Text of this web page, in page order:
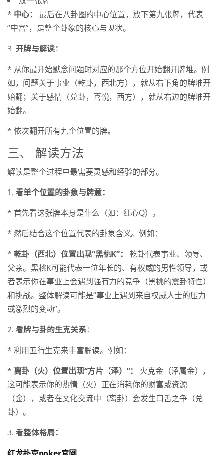
* 中心：
最后在八卦图的中心位置，放下第九张牌，代表
“中宫”，是整个卦象的核心与现状。
3. 开牌与解读：
* 从你最开始默念问题时对应的那个方位开始翻开牌堆。例
如，问题关于事业（乾卦，西北方），就从右下角的牌堆开
始翻；关于感情（兑卦，喜悦，西方），就从右边的牌堆开
始翻。
* 依次翻开所有九个位置的牌。
三、 解读方法
解读是整个过程中最需要灵感和经验的部分。
1. 看单个位置的卦象与牌意：
* 首先看这张牌本身是什么（如：红心Q）。
* 然后结合这个位置代表的卦象含义。例如：
* 乾卦（西北）位置出现“黑桃K”：
乾卦代表事业、领导、
父亲。黑桃K可能代表一位年长的、有权威的男性领导，或
者表示你在事业上会遇到强有力的竞争（黑桃的震卦特性）
和挑战。整体解读可能是“事业上遇到来自权威人士的压力
或激烈的变动”。
2. 看牌与卦的生克关系：
* 利用五行生克来丰富解读。例如：
* 离卦（火）位置出现“方片（泽）”：
火克金（泽属金），
这可能表示你的热情（火）正在消耗你的财富或资源
（金），或者在文化交流中（离卦）会发生口舌之争（兑
卦）。
3. 看整体格局：